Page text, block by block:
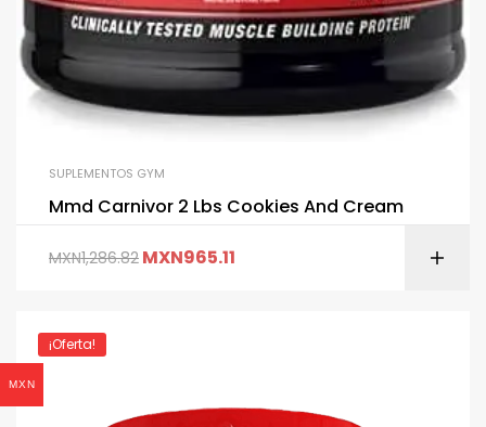
SUPLEMENTOS GYM
Mmd Carnivor 2 Lbs Cookies And Cream
MXN1,286.82 MXN965.11
¡Oferta!
MXN